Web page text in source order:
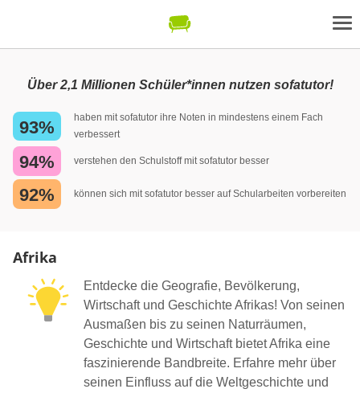
Über 2,1 Millionen Schüler*innen nutzen sofatutor!
93%
haben mit sofatutor ihre Noten in mindestens einem Fach
verbessert
94% verstehen den Schulstoff mit sofatutor besser
92% können sich mit sofatutor besser auf Schularbeiten vorbereiten
Afrika
Entdecke die Geografie, Bevölkerung,
Wirtschaft und Geschichte Afrikas! Von seinen
Ausmaßen bis zu seinen Naturräumen,
Geschichte und Wirtschaft bietet Afrika eine
faszinierende Bandbreite. Erfahre mehr über
seinen Einfluss auf die Weltgeschichte und